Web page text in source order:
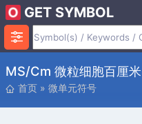
GET SYMBOL
ΜS/cm 微粒细胞百厘米
首页 » 微单元符号